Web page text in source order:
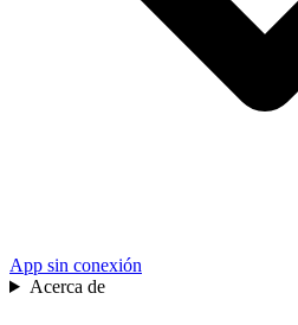
App sin conexión
Acerca de